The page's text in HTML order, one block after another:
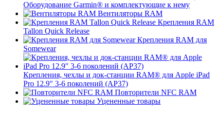
Оборудование Garmin® и комплектующие к нему
Вентиляторы RAM
Крепления RAM
Tallon Quick Release
Крепления RAM для
Somewear
Крепления, чехлы и док-станции RAM® для Apple iPad
Pro 12.9" 3-6 поколений (AP37)
Повторители NFC RAM
Уцененные товары